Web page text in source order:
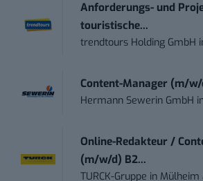
Anforderungs- und
touristische...
trendtours Holding GmbH
Content-Manager (m/
Hermann Sewerin GmbH
Online-Redakteur /
(m/w/d) B2...
TURCK-Gruppe in Mülheim